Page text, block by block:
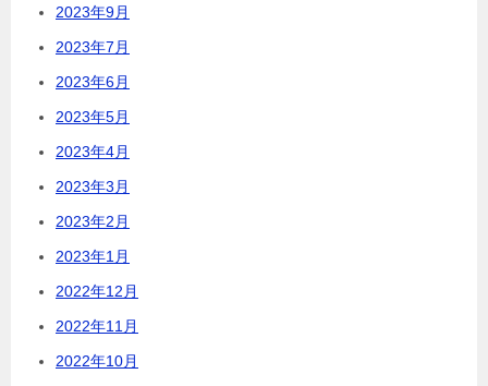
2023年9月
2023年7月
2023年6月
2023年5月
2023年4月
2023年3月
2023年2月
2023年1月
2022年12月
2022年11月
2022年10月